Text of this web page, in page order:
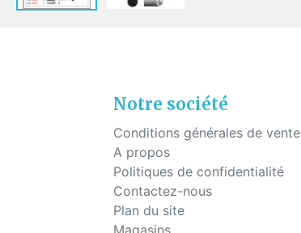
Notre société
Conditions générales de vente
A propos
Politiques de confidentialité
Contactez-nous
Plan du site